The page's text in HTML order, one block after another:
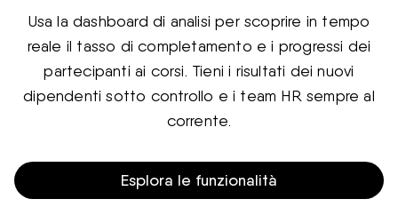
Usa la dashboard di analisi per scoprire in tempo
reale il tasso di completamento e i progressi dei
partecipanti ai corsi. Tieni i risultati dei nuovi
dipendenti sotto controllo e i team HR sempre al
corrente.
Esplora le funzionalità